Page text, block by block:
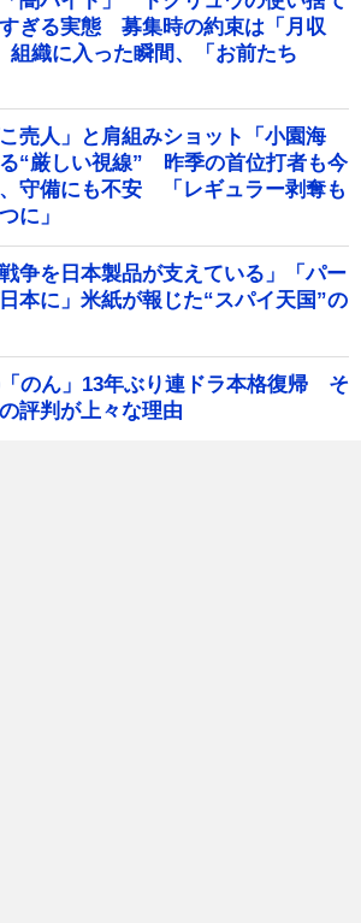
ぎる実態 募集時の約束は「月収
組織に入った瞬間、「お前たち
こ売人」と肩組みショット「小園海
“厳しい視線” 昨季の首位打者も今
守備にも不安 「レギュラー剥奪も
に」
戦争を日本製品が支えている」「パー
本に」米紙が報じた“スパイ天国”の
のん」13年ぶり連ドラ本格復帰 そ
評判が上々な理由